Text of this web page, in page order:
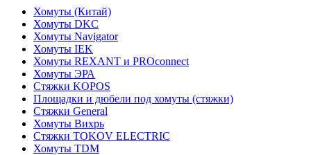
Хомуты (Китай)
Хомуты DKC
Хомуты Navigator
Хомуты IEK
Хомуты REXANT и PROconnect
Хомуты ЭРА
Стяжки KOPOS
Площадки и дюбели под хомуты (стяжки)
Стяжки General
Хомуты Вихрь
Стяжки TOKOV ELECTRIC
Хомуты TDM